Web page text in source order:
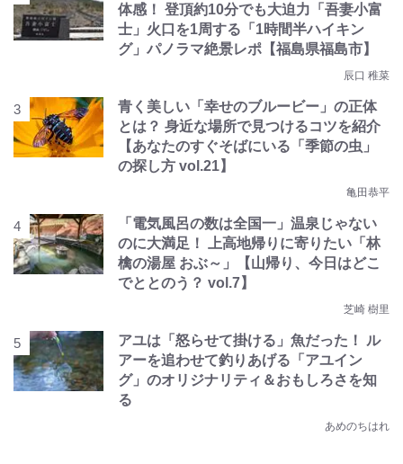
体感！ 登頂約10分でも大迫力「吾妻小富
士」火口を1周する「1時間半ハイキン
グ」パノラマ絶景レポ【福島県福島市】
辰口 稚菜
青く美しい「幸せのブルービー」の正体
とは？ 身近な場所で見つけるコツを紹介
【あなたのすぐそばにいる「季節の虫」
の探し方 vol.21】
亀田恭平
「電気風呂の数は全国一」温泉じゃない
のに大満足！ 上高地帰りに寄りたい「林
檎の湯屋 おぶ～」【山帰り、今日はどこ
でととのう？ vol.7】
芝崎 樹里
アユは「怒らせて掛ける」魚だった！ ル
アーを追わせて釣りあげる「アユイン
グ」のオリジナリティ＆おもしろさを知
る
あめのちはれ